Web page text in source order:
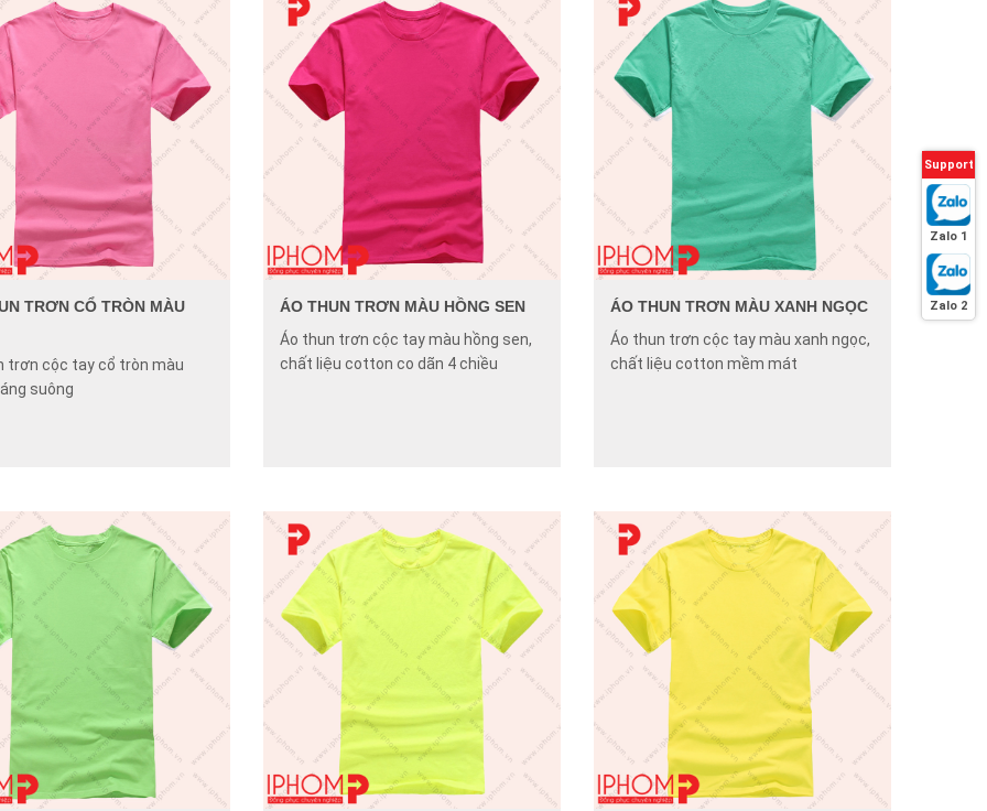
TRƠN CỔ TRÒN MÀU
trơn cộc tay cổ tròn màu
suông
ÁO THUN TRƠN MÀU HỒNG SEN
Áo thun trơn cộc tay màu hồng sen,
chất liệu cotton co dãn 4 chiều
ÁO THUN TRƠN MÀU XANH NGỌC
Áo thun trơn cộc tay màu xanh ngọc,
chất liệu cotton mềm mát
Support
Zalo 1
Zalo 2